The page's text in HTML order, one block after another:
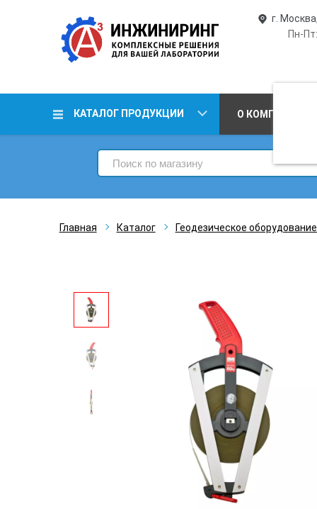
г.
Пн-
КАТАЛОГ ПРОДУКЦИИ О КОМПАНИИ
Главная Каталог Геодезическое